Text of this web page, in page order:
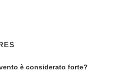
è considerato forte?